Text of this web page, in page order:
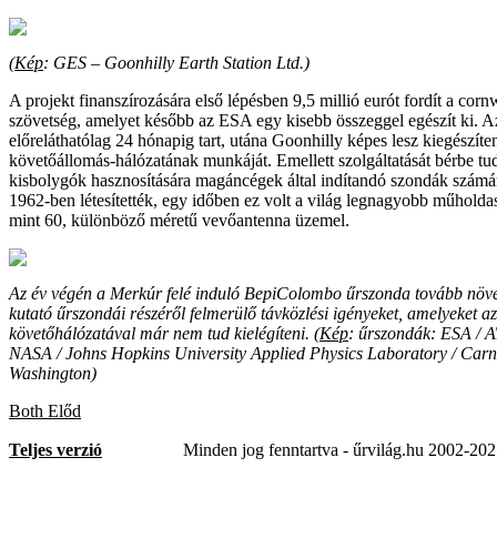
(Kép: GES – Goonhilly Earth Station Ltd.)
A projekt finanszírozására első lépésben 9,5 millió eurót fordít a
szövetség, amelyet később az ESA egy kisebb összeggel egészít ki.
előreláthatólag 24 hónapig tart, utána Goonhilly képes lesz
követőállomás-hálózatának munkáját. Emellett szolgáltatását bérbe
kisbolygók hasznosítására magáncégek által indítandó szondák
1962-ben létesítették, egy időben ez volt a világ legnagyobb
mint 60, különböző méretű vevőantenna üzemel.
Az év végén a Merkúr felé induló BepiColombo űrszonda tovább
kutató űrszondái részéről felmerülő távközlési igényeket, amelyeket
követőhálózatával már nem tud kielégíteni. (Kép: űrszondák: ESA /
NASA / Johns Hopkins University Applied Physics Laboratory /
Washington)
Both Előd
Teljes verzió Minden jog fenntartva - űrvilág.hu 2002-